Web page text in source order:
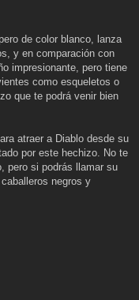
de color blanco, lanza
y en comparación con
impresionante, pero tiene
como esqueletos o
que te podrá venir bien
atraer a Diablo desde su
por este hechizo. No te
pero si podrás llamar su
negros y